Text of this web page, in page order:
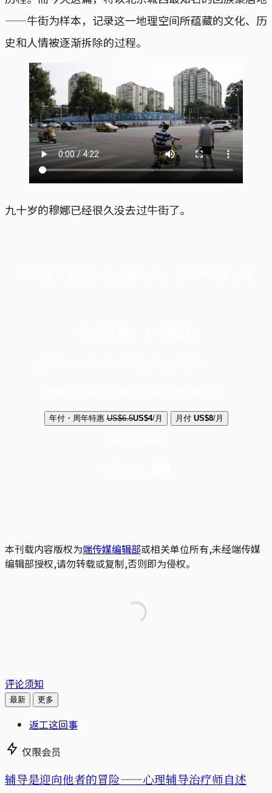
——牛街为样本，记录这一地理空间所蕴藏的文化、历
史和人情被逐渐拆除的过程。
九十岁的穆娜已经很久没去过牛街了。
年付・周年特惠 US$6.5US$4/月 月付 US$8/月
本刊载内容版权为端传媒编辑部或相关单位所有,未经端传媒
编辑部授权,请勿转载或复制,否则即为侵权。
评论须知
最新 更多
返工这回事
仅限会员
辅导是迎向他者的冒险——心理辅导治疗师自述